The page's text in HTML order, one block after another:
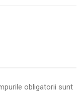
obligatorii sunt